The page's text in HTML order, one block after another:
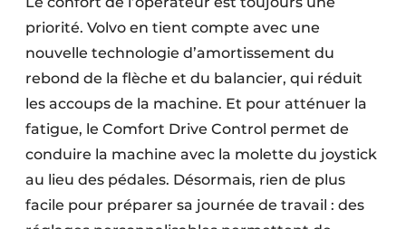
priorité. Volvo en tient compte avec une
nouvelle technologie d’amortissement du
rebond de la flèche et du balancier, qui réduit
les accoups de la machine. Et pour atténuer la
fatigue, le Comfort Drive Control permet de
conduire la machine avec la molette du joystick
au lieu des pédales. Désormais, rien de plus
facile pour préparer sa journée de travail : des